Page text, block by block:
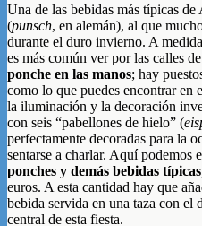
Una de las bebidas más típicas
(punsch, en alemán), al que
durante el duro invierno. A
es más común ver por las calles
ponche en las manos; hay
como lo que puedes encontrar en
la iluminación y la decoración
con seis “pabellones de hielo” (
perfectamente decoradas para la
sentarse a charlar. Aquí podemos
ponches y demás bebidas típicas
euros. A esta cantidad hay que
bebida servida en una taza con
central de esta fiesta.